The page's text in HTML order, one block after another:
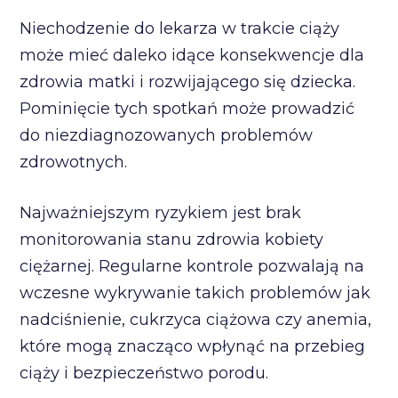
Niechodzenie do lekarza w trakcie ciąży
może mieć daleko idące konsekwencje dla
zdrowia matki i rozwijającego się dziecka.
Pominięcie tych spotkań może prowadzić
do niezdiagnozowanych problemów
zdrowotnych.
Najważniejszym ryzykiem jest brak
monitorowania stanu zdrowia kobiety
ciężarnej. Regularne kontrole pozwalają na
wczesne wykrywanie takich problemów jak
nadciśnienie, cukrzyca ciążowa czy anemia,
które mogą znacząco wpłynąć na przebieg
ciąży i bezpieczeństwo porodu.